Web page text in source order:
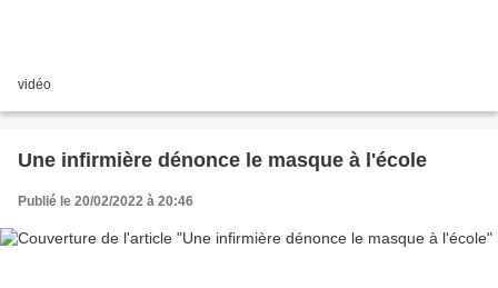
vidéo
Une infirmière dénonce le masque à l'école
Publié le 20/02/2022 à 20:46